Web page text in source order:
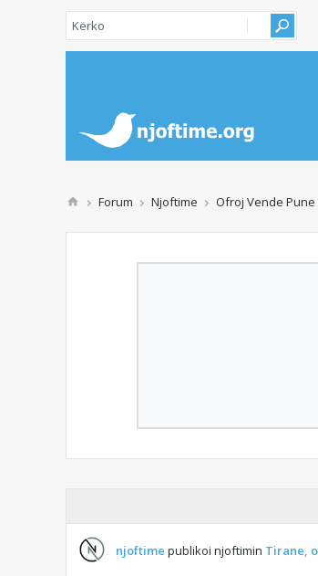
Forum Njoftime Ofroj Vende Pune
njoftime publikoi njoftimin Tirane,